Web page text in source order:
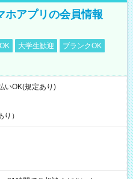
ホアプリの会員情報
大学生歓迎
ブランクOK
OK(規定あり)
）